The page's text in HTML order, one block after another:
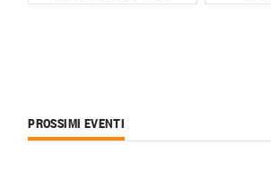
PROSSIMI EVENTI